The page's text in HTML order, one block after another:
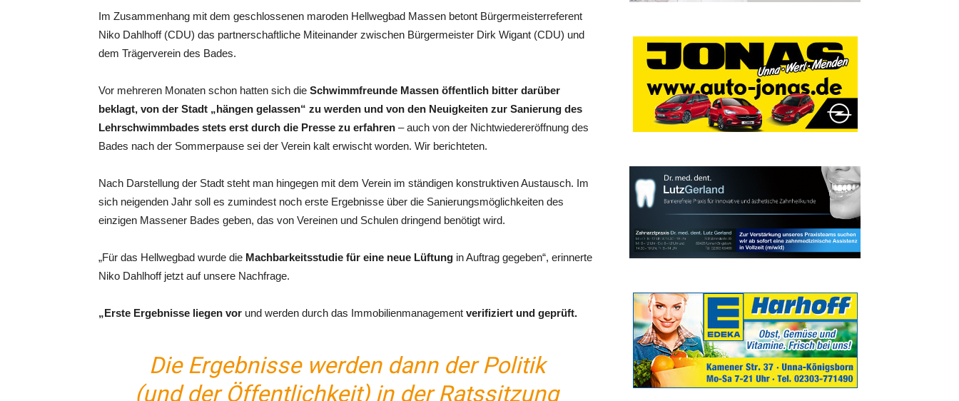
Im Zusammenhang mit dem geschlossenen maroden Hellwegbad Massen betont Bürgermeisterreferent
Niko Dahlhoff (CDU) das partnerschaftliche Miteinander zwischen Bürgermeister Dirk Wigant (CDU) und
dem Trägerverein des Bades.
Vor mehreren Monaten schon hatten sich die Schwimmfreunde Massen öffentlich bitter darüber
beklagt, von der Stadt „hängen gelassen“ zu werden und von den Neuigkeiten zur Sanierung des
Lehrschwimmbades stets erst durch die Presse zu erfahren – auch von der Nichtwiedereröffnung des
Bades nach der Sommerpause sei der Verein kalt erwischt worden. Wir berichteten.
Nach Darstellung der Stadt steht man hingegen mit dem Verein im ständigen konstruktiven Austausch. Im
sich neigenden Jahr soll es zumindest noch erste Ergebnisse über die Sanierungsmöglichkeiten des
einzigen Massener Bades geben, das von Vereinen und Schulen dringend benötigt wird.
„Für das Hellwegbad wurde die Machbarkeitsstudie für eine neue Lüftung in Auftrag gegeben“, erinnerte
Niko Dahlhoff jetzt auf unsere Nachfrage.
„Erste Ergebnisse liegen vor und werden durch das Immobilienmanagement verifiziert und geprüft.
Die Ergebnisse werden dann der Politik
(und der Öffentlichkeit) in der Ratssitzung